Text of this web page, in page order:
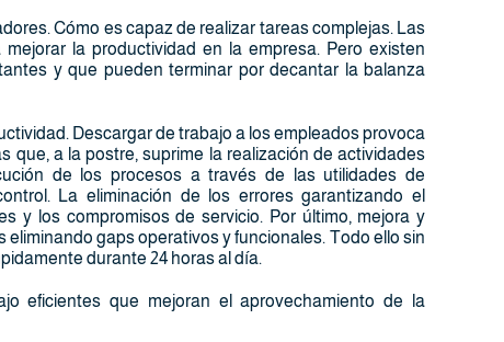
Cómo es capaz de realizar tareas complejas. Las
la productividad en la empresa. Pero existen
y que pueden terminar por decantar la balanza
Descargar de trabajo a los empleados provoca
a la postre, suprime la realización de actividades
de los procesos a través de las utilidades de
La eliminación de los errores garantizando el
y los compromisos de servicio. Por último, mejora y
gaps operativos y funcionales. Todo ello sin
durante 24 horas al día.
eficientes que mejoran el aprovechamiento de la